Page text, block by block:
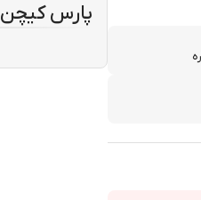
پارس کیچن